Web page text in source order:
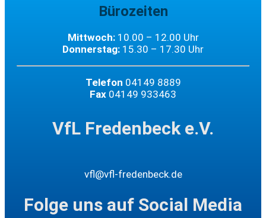
Bürozeiten
Mittwoch:10.00 – 12.00 Uhr
Donnerstag: 15.30 – 17.30 Uhr
Telefon 04149 8889
Fax 04149 933463
VfL Fredenbeck e.V.
vfl@vfl-fredenbeck.de
Folge uns auf Social Media